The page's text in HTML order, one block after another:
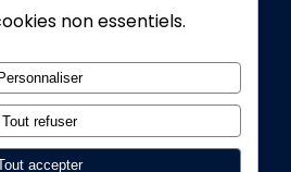
2026 – Tous droits réservés
du Soleil , Amnéville, France,
57360
non essentiels.
Personnaliser
Tout refuser
accepter